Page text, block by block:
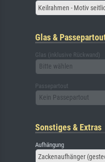
Keilrahmen - Motiv
Glas &
Glas (inklusive Rückwand)
Bitte wählen
Passepartout
Kein Passepartout
Sonstiges & Extras
Aufhängung
Zackenaufhänger